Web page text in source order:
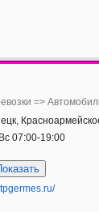
=>
07:00-19:00